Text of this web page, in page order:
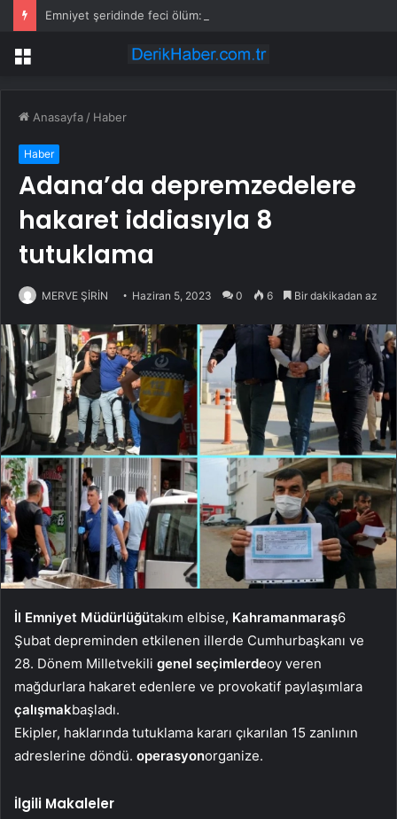
Menü
Anasayfa / Haber
Haber
Adana’da depremzedelere
hakaret iddiasıyla 8
tutuklama
MERVE ŞİRİN Haziran 5, 2023 0 6 Bir dakikadan az
İl Emniyet Müdürlüğütakım elbise, Kahramanmaraş6
Şubat depreminden etkilenen illerde Cumhurbaşkanı ve
28. Dönem Milletvekili genel seçimlerdeoy veren
mağdurlara hakaret edenlere ve provokatif paylaşımlara
çalışmakbaşladı.
Ekipler, haklarında tutuklama kararı çıkarılan 15 zanlının
adreslerine döndü. operasyonorganize.
İlgili Makaleler